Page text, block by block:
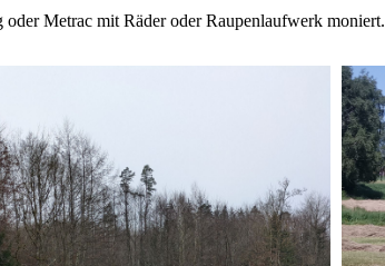
Metrac mit Räder oder Raupenlaufwerk moniert.